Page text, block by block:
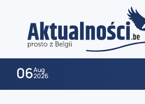
06Aug
2026